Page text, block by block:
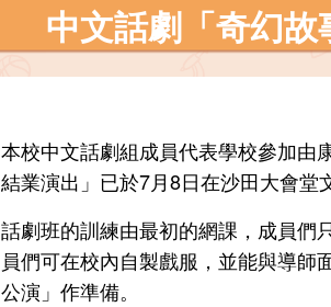
中文話劇「奇幻
本校中文話劇組成員代表學校參加由
結業演出」已於7月8日在沙田大會堂
話劇班的訓練由最初的網課，成員們
員們可在校內自製戲服，並能與導
公演」作準備。